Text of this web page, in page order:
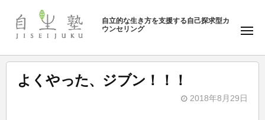
ン
自
塾
自立的な生き方を支援する自己探求型カ
ウンセリング
メ
ュ
ー
よくやった、ジブン！！！
2018年8月29日